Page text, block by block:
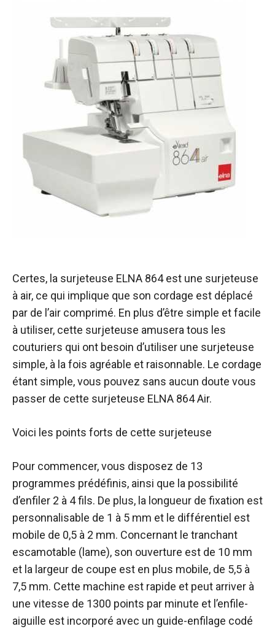
Certes, la surjeteuse ELNA 864 est une surjeteuse
à air, ce qui implique que son cordage est déplacé
par de l’air comprimé. En plus d’être simple et facile
à utiliser, cette surjeteuse amusera tous les
couturiers qui ont besoin d’utiliser une surjeteuse
simple, à la fois agréable et raisonnable. Le cordage
étant simple, vous pouvez sans aucun doute vous
passer de cette surjeteuse ELNA 864 Air.
Voici les points forts de cette surjeteuse
Pour commencer, vous disposez de 13
programmes prédéfinis, ainsi que la possibilité
d’enfiler 2 à 4 fils. De plus, la longueur de fixation est
personnalisable de 1 à 5 mm et le différentiel est
mobile de 0,5 à 2 mm. Concernant le tranchant
escamotable (lame), son ouverture est de 10 mm
et la largeur de coupe est en plus mobile, de 5,5 à
7,5 mm. Cette machine est rapide et peut arriver à
une vitesse de 1300 points par minute et l’enfile-
aiguille est incorporé avec un guide-enfilage codé